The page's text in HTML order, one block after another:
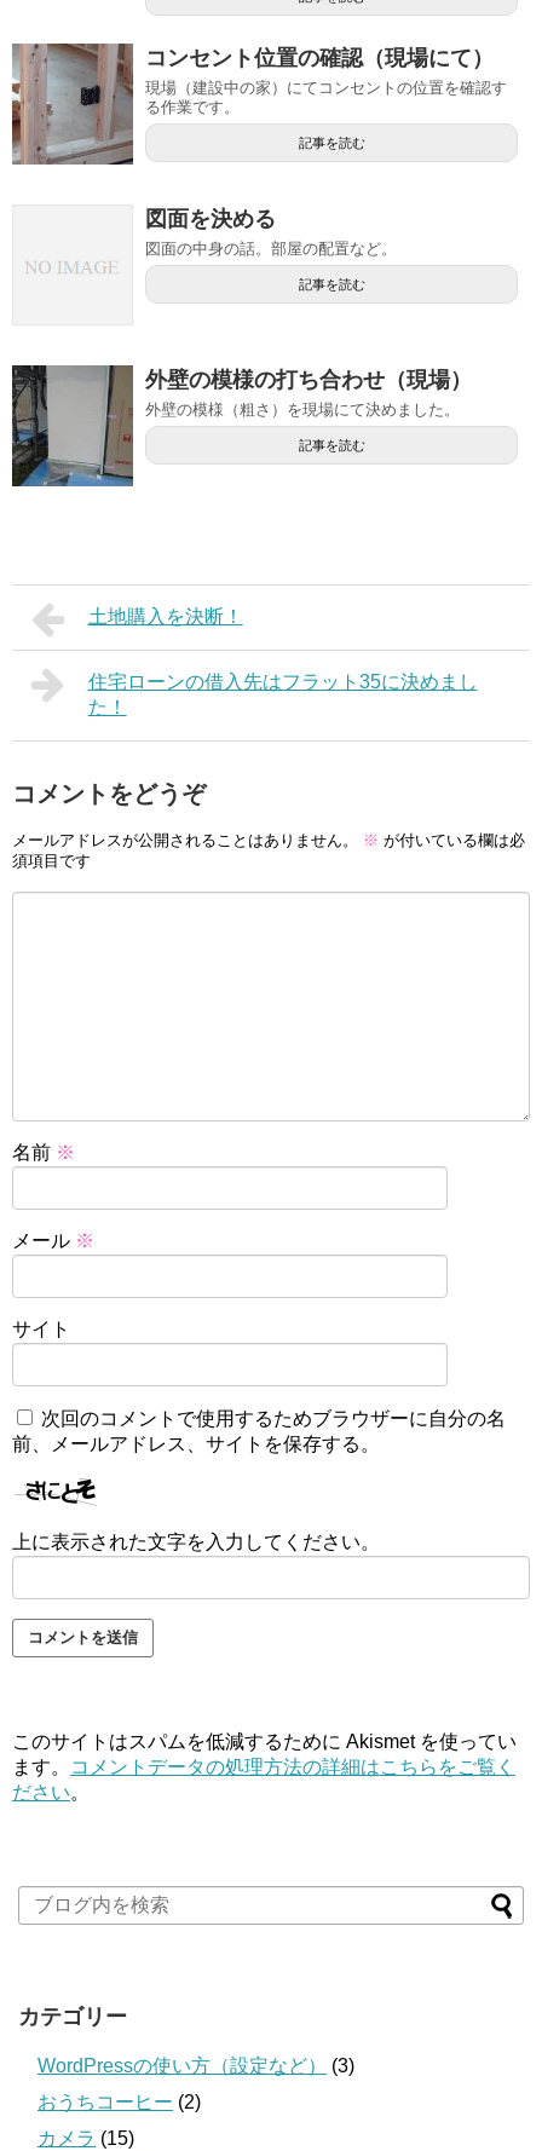
コンセント位置の確認（現場にて）
現場（建設中の家）にてコンセントの位置を確認す
る作業です。
記事を読む
図面を決める
図面の中身の話。部屋の配置など。
記事を読む
外壁の模様の打ち合わせ（現場）
外壁の模様（粗さ）を現場にて決めました。
記事を読む
土地購入を決断！
住宅ローンの借入先はフラット35に決めまし
た！
コメントをどうぞ
メールアドレスが公開されることはありません。 ※ が付いている欄は必
須項目です
名前 ※
メール ※
サイト
次回のコメントで使用するためブラウザーに自分の名
前、メールアドレス、サイトを保存する。
上に表示された文字を入力してください。
このサイトはスパムを低減するために Akismet を使ってい
ます。
コメントデータの処理方法の詳細はこちらをご覧く
ださい。
カテゴリー
WordPressの使い方（設定など）
(3)
おうちコーヒー (2)
カメラ (15)